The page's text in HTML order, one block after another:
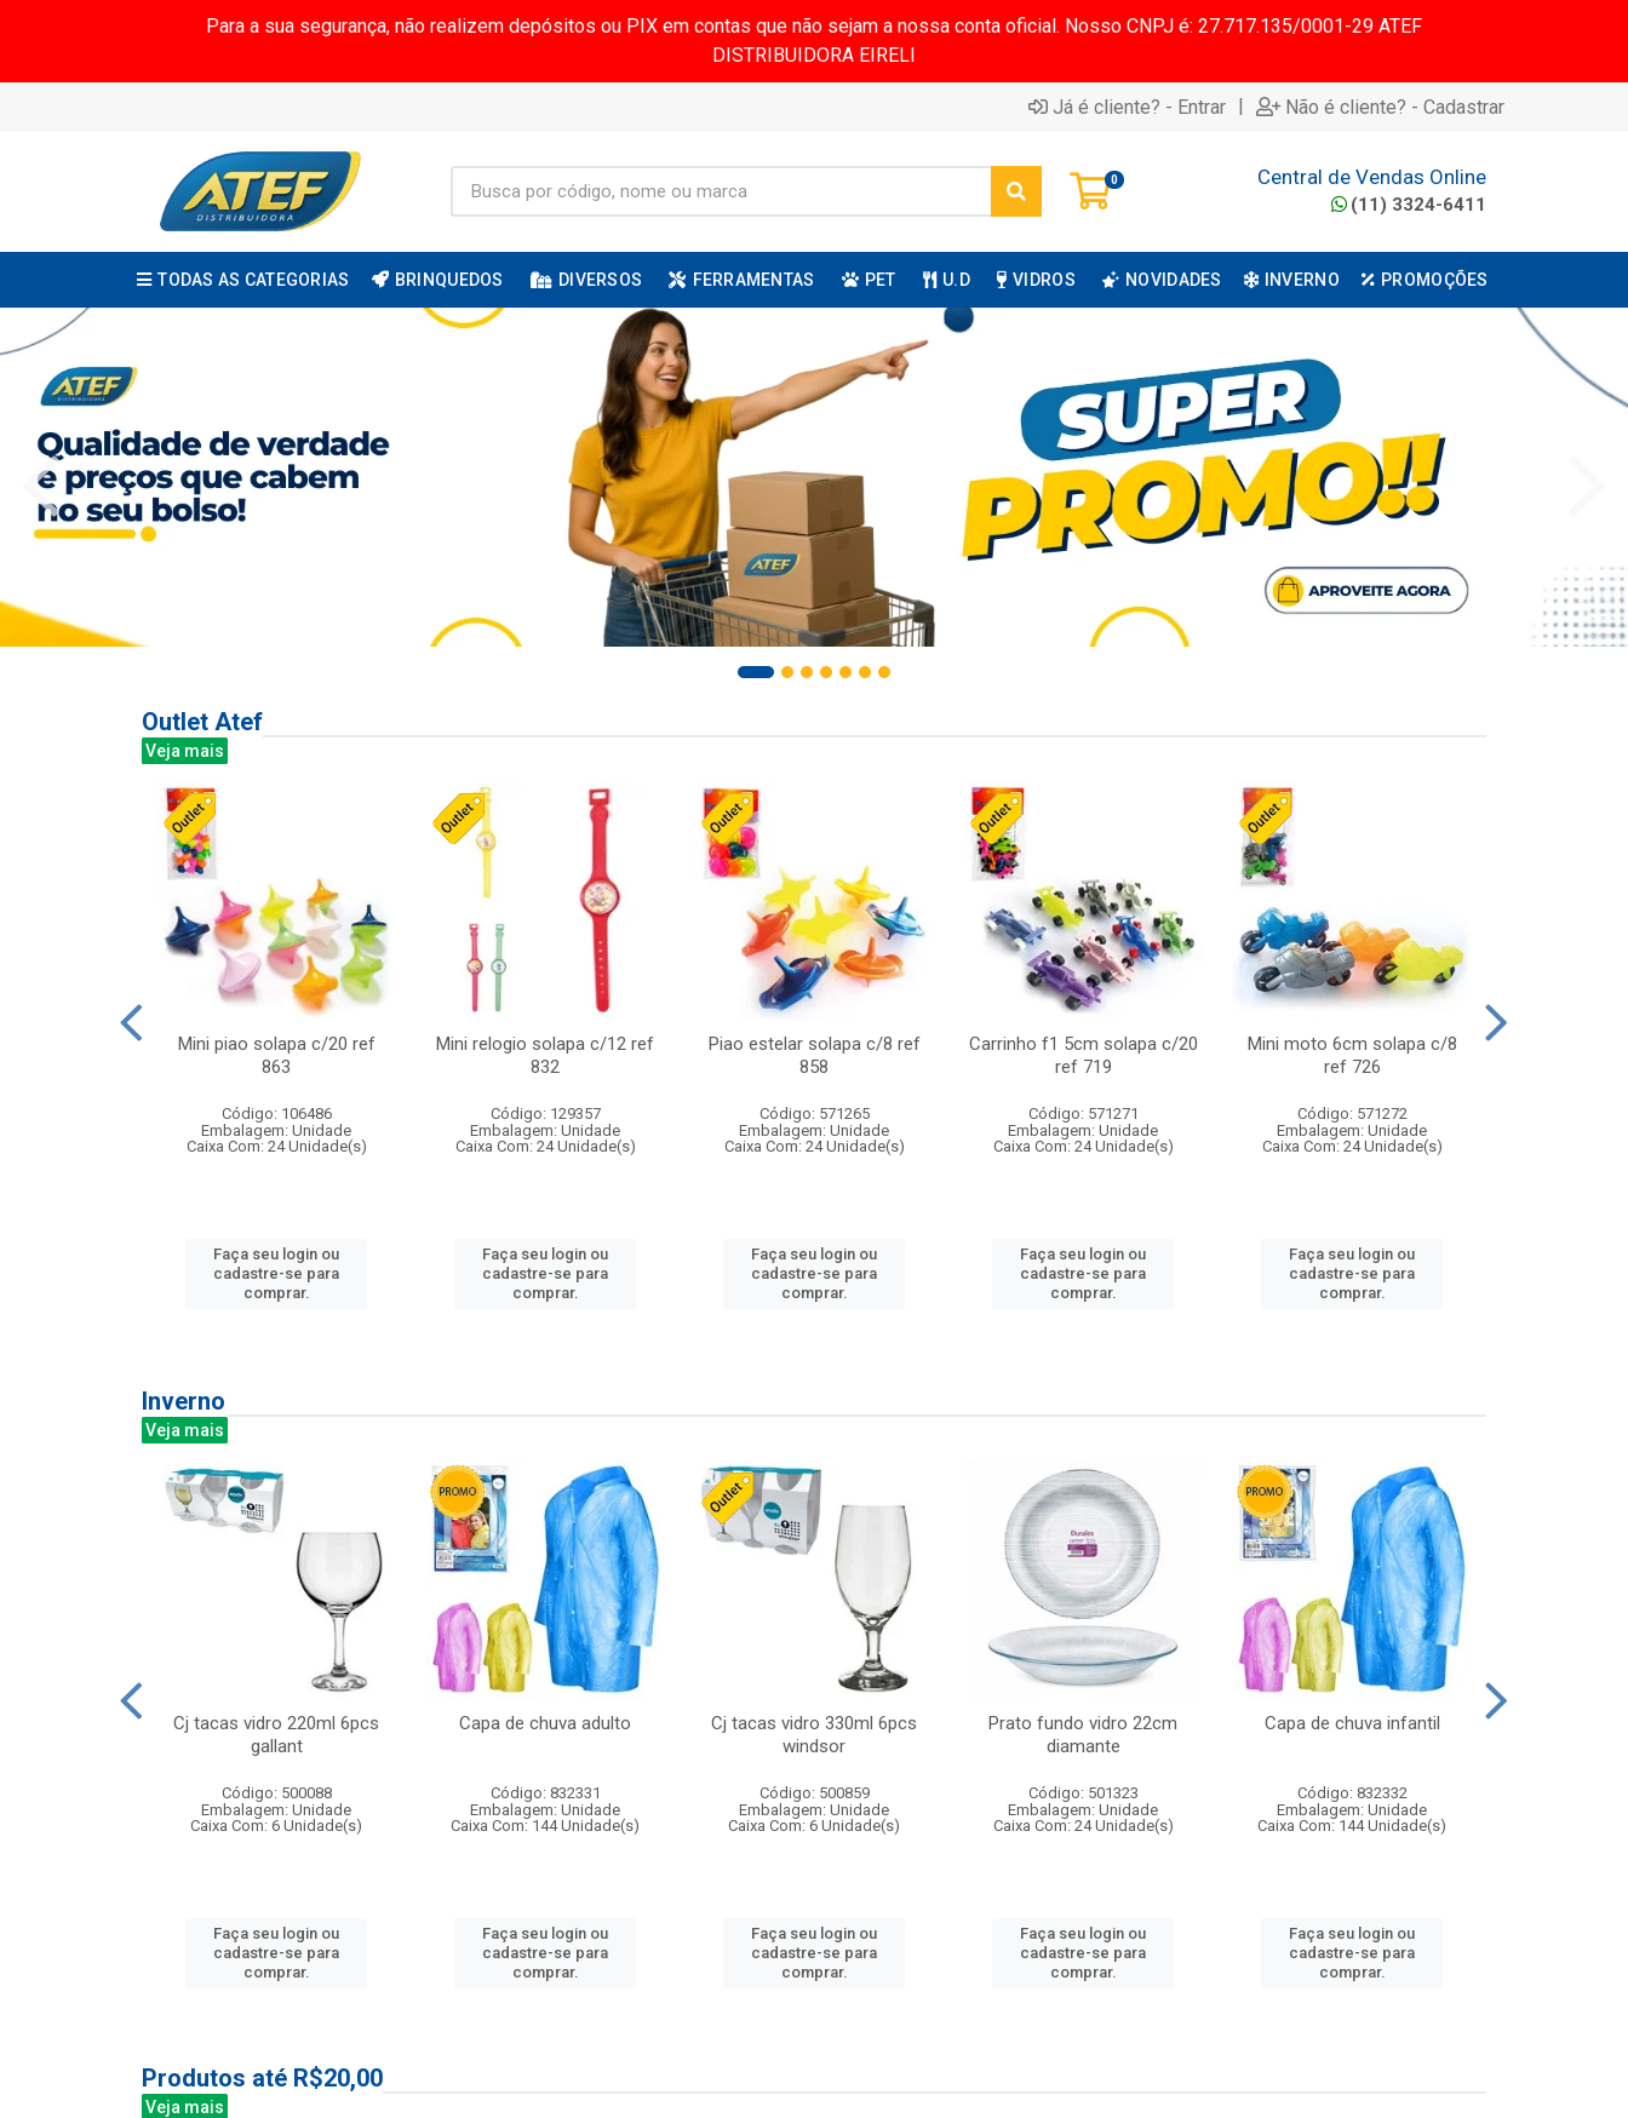
Para a sua segurança, não realizem depósitos ou PIX em contas que não sejam a nossa conta oficial. Nosso CNPJ é: 27.717.135/0001-29 ATEF
DISTRIBUIDORA EIRELI
Já é cliente? - Entrar | Não é cliente? - Cadastrar
0 Central de Vendas Online
(11) 3324-6411
TODAS AS CATEGORIAS BRINQUEDOS DIVERSOS FERRAMENTAS PET U.D VIDROS NOVIDADES INVERNO PROMOÇÕES
Outlet Atef
Veja mais
Mini piao solapa c/20 ref
863
Código: 106486
Embalagem: Unidade
Caixa Com: 24 Unidade(s)
Faça seu login ou
cadastre-se para
comprar.
Mini relogio solapa c/12 ref
832
Código: 129357
Embalagem: Unidade
Caixa Com: 24 Unidade(s)
Faça seu login ou
cadastre-se para
comprar.
Piao estelar solapa c/8 ref
858
Código: 571265
Embalagem: Unidade
Caixa Com: 24 Unidade(s)
Faça seu login ou
cadastre-se para
comprar.
Carrinho f1 5cm solapa c/20
ref 719
Código: 571271
Embalagem: Unidade
Caixa Com: 24 Unidade(s)
Faça seu login ou
cadastre-se para
comprar.
Mini moto 6cm solapa c/8
ref 726
Código: 571272
Embalagem: Unidade
Caixa Com: 24 Unidade(s)
Faça seu login ou
cadastre-se para
comprar.
Inverno
Veja mais
Cj tacas vidro 220ml 6pcs
gallant
Código: 500088
Embalagem: Unidade
Caixa Com: 6 Unidade(s)
Faça seu login ou
cadastre-se para
comprar.
Capa de chuva adulto
Código: 832331
Embalagem: Unidade
Caixa Com: 144 Unidade(s)
Faça seu login ou
cadastre-se para
comprar.
Cj tacas vidro 330ml 6pcs
windsor
Código: 500859
Embalagem: Unidade
Caixa Com: 6 Unidade(s)
Faça seu login ou
cadastre-se para
comprar.
Prato fundo vidro 22cm
diamante
Código: 501323
Embalagem: Unidade
Caixa Com: 24 Unidade(s)
Faça seu login ou
cadastre-se para
comprar.
Capa de chuva infantil
Código: 832332
Embalagem: Unidade
Caixa Com: 144 Unidade(s)
Faça seu login ou
cadastre-se para
comprar.
Produtos até R$20,00
Veja mais